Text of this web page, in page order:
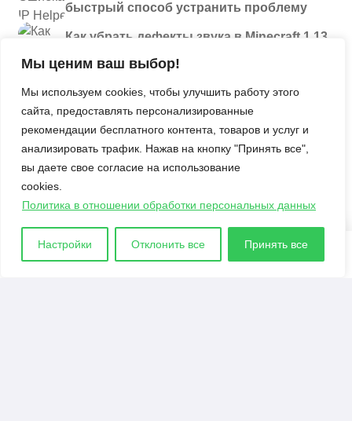
Мы ценим ваш выбор!
Мы используем cookies, чтобы улучшить работу этого
сайта, предоставлять персонализированные
рекомендации бесплатного контента, товаров и услуг и
анализировать трафик. Нажав на кнопку "Принять все",
вы даете свое согласие на использование
cookies.
Политика в отношении обработки персональных данных
Настройки Отклонить все Принять все
быстрый способ устранить проблему
Как убрать дефекты звука в Minecraft 1.13
Секреты
Давайте поиграем. Больше инструментов
Улучшаем оснащение 4Ks Studios
Полезные советы по использованию
строители и куда они пропали?